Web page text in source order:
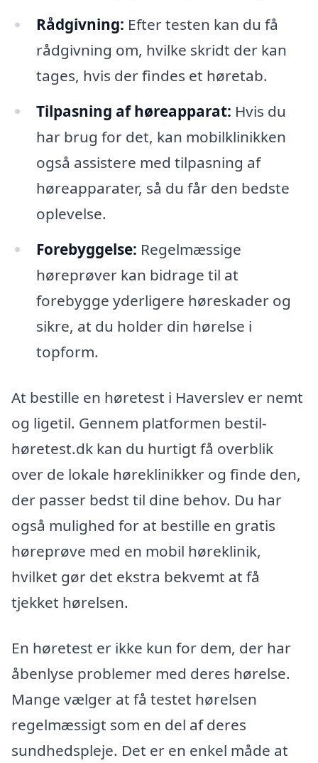
Rådgivning: Efter testen kan du få
rådgivning om, hvilke skridt der kan
tages, hvis der findes et høretab.
Tilpasning af høreapparat: Hvis du
har brug for det, kan mobilklinikken
også assistere med tilpasning af
høreapparater, så du får den bedste
oplevelse.
Forebyggelse: Regelmæssige
høreprøver kan bidrage til at
forebygge yderligere høreskader og
sikre, at du holder din hørelse i
topform.
At bestille en høretest i Haverslev er nemt
og ligetil. Gennem platformen bestil-
høretest.dk kan du hurtigt få overblik
over de lokale høreklinikker og finde den,
der passer bedst til dine behov. Du har
også mulighed for at bestille en gratis
høreprøve med en mobil høreklinik,
hvilket gør det ekstra bekvemt at få
tjekket hørelsen.
En høretest er ikke kun for dem, der har
åbenlyse problemer med deres hørelse.
Mange vælger at få testet hørelsen
regelmæssigt som en del af deres
sundhedspleje. Det er en enkel måde at